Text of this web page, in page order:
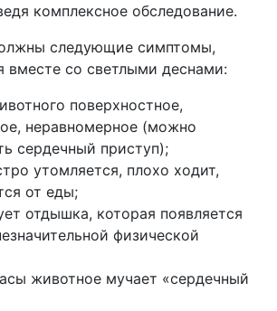
комплексное обследование.
следующие симптомы,
со светлыми деснами:
поверхностное,
неравномерное (можно
сердечный приступ);
утомляется, плохо ходит,
от еды;
отдышка, которая появляется
физической
животное мучает «сердечный